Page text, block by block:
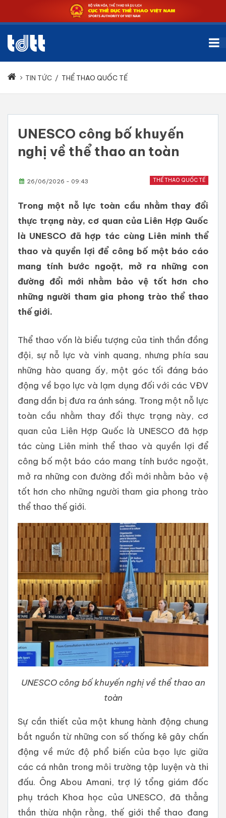
TIN TỨC / THỂ THAO QUỐC TẾ
UNESCO công bố khuyến
nghị về thể thao an toàn
THỂ THAO QUỐC TẾ
26/06/2026 - 09:43
Trong một nỗ lực toàn cầu nhằm thay đổi
thực trạng này, cơ quan của Liên Hợp Quốc
là UNESCO đã hợp tác cùng Liên minh thể
thao và quyền lợi để công bố một báo cáo
mang tính bước ngoặt, mở ra những con
đường đổi mới nhằm bảo vệ tốt hơn cho
những người tham gia phong trào thể thao
thế giới.
Thể thao vốn là biểu tượng của tinh thần đồng
đội, sự nỗ lực và vinh quang, nhưng phía sau
những hào quang ấy, một góc tối đáng báo
động về bạo lực và lạm dụng đối với các VĐV
đang dần bị đưa ra ánh sáng. Trong một nỗ lực
toàn cầu nhằm thay đổi thực trạng này, cơ
quan của Liên Hợp Quốc là UNESCO đã hợp
tác cùng Liên minh thể thao và quyền lợi để
công bố một báo cáo mang tính bước ngoặt,
mở ra những con đường đổi mới nhằm bảo vệ
tốt hơn cho những người tham gia phong trào
thể thao thế giới.
UNESCO công bố khuyến nghị về thể thao an
toàn
Sự cần thiết của một khung hành động chung
bắt nguồn từ những con số thống kê gây chấn
động về mức độ phổ biến của bạo lực giữa
các cá nhân trong môi trường tập luyện và thi
đấu. Ông Abou Amani, trợ lý tổng giám đốc
phụ trách Khoa học của UNESCO, đã thẳng
thắn thừa nhận rằng, thế giới thể thao đang